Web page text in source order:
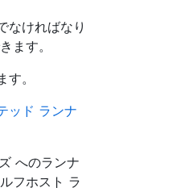
なければなり
ます。
。
ッド ランナ
へのランナ
フホスト ラ